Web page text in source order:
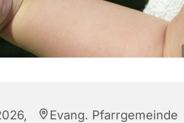
Evang. Pfarrgemeinde